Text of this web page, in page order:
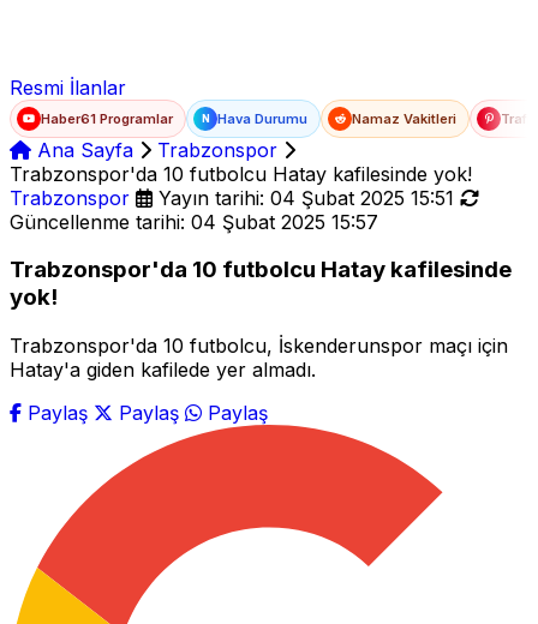
Resmi İlanlar
Haber61 Programlar N Hava Durumu Namaz Vakitleri
Ana Sayfa
Trabzonspor
Trabzonspor'da 10 futbolcu Hatay kafilesinde yok!
Trabzonspor
Yayın tarihi: 04 Şubat 2025 15:51
Güncellenme tarihi: 04 Şubat 2025 15:57
Trabzonspor'da 10 futbolcu Hatay kafilesinde
yok!
Trabzonspor'da 10 futbolcu, İskenderunspor maçı için
Hatay'a giden kafilede yer almadı.
Paylaş
Paylaş Paylaş